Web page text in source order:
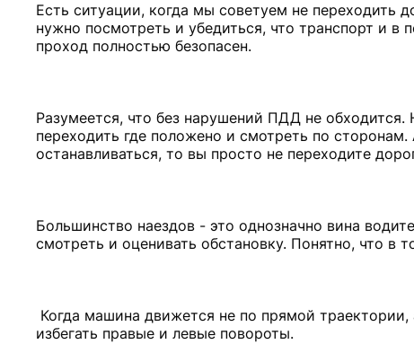
Есть ситуации, когда мы советуем не переходить
нужно посмотреть и убедиться, что транспорт и
проход полностью безопасен.
Разумеется, что без нарушений ПДД не обходится.
переходить где положено и смотреть по
останавливаться, то вы просто не переходите
Большинство наездов - это однозначно вина
смотреть и оценивать обстановку. Понятно, что в
Когда машина движется не по прямой
избегать правые и левые повороты.